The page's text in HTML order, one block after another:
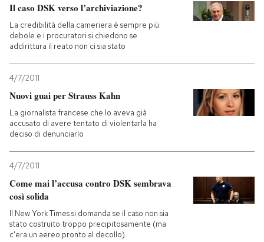
Il caso DSK verso l’archiviazione?
La credibilità della cameriera è sempre più
debole e i procuratori si chiedono se
addirittura il reato non ci sia stato
4/7/2011
Nuovi guai per Strauss Kahn
La giornalista francese che lo aveva già
accusato di avere tentato di violentarla ha
deciso di denunciarlo
4/7/2011
Come mai l’accusa contro DSK sembrava
così solida
Il New York Times si domanda se il caso non sia
stato costruito troppo precipitosamente (ma
c'era un aereo pronto al decollo)